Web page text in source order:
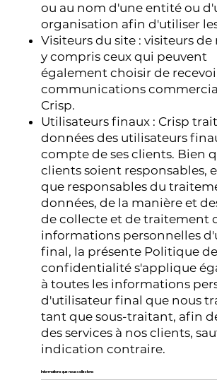
ou au nom d'une entité ou
organisation afin d'utiliser
Visiteurs du site : visiteurs de
y compris ceux qui peuvent
également choisir de
communications
Crisp.
Utilisateurs finaux : Crisp
données des utilisateurs
compte de ses clients. Bien
clients soient responsables,
que responsables du
données, de la manière et
de collecte et de traitement
informations personnelles
final, la présente Politique de
confidentialité s'applique
à toutes les informations
d'utilisateur final que nous
tant que sous-traitant, afin
des services à nos clients,
indication contraire.
Informations que nous collectons